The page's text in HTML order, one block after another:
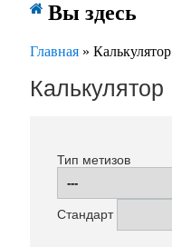
 Вы здесь
Главная » Калькулятор
Калькулятор
Тип метизов
Стандарт